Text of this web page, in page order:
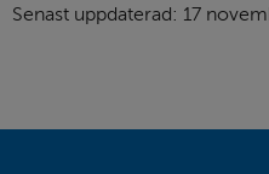
Senast uppdaterad: 17